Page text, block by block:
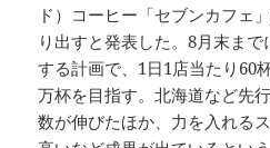
ド）コーヒー「セブンカフェ
り出すと発表した。8月末ま
する計画で、1日1店当たり60
万杯を目指す。北海道など先
数が伸びたほか、力を入れる